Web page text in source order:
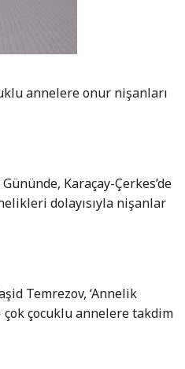
annelere onur nişanları
Karaçay-Çerkes’de
dolayısıyla nişanlar
Temrezov, ‘Annelik
çok çocuklu annelere takdim